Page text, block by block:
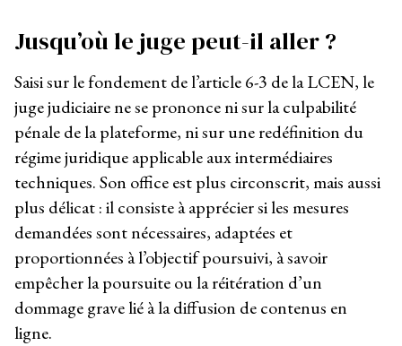
Jusqu’où le juge peut-il aller ?
Saisi sur le fondement de l’article 6-3 de la LCEN, le
juge judiciaire ne se prononce ni sur la culpabilité
pénale de la plateforme, ni sur une redéfinition du
régime juridique applicable aux intermédiaires
techniques. Son office est plus circonscrit, mais aussi
plus délicat : il consiste à apprécier si les mesures
demandées sont nécessaires, adaptées et
proportionnées à l’objectif poursuivi, à savoir
empêcher la poursuite ou la réitération d’un
dommage grave lié à la diffusion de contenus en
ligne.